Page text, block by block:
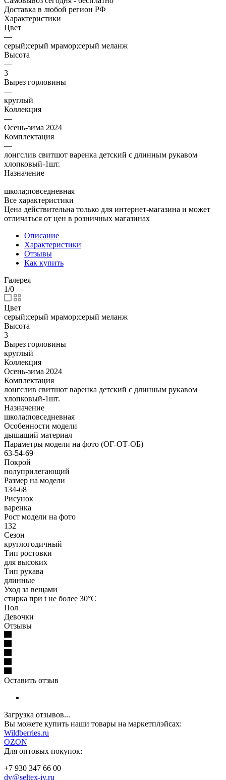
Доставка в любой регион РФ
Характеристики
Цвет
—
серый;серый мрамор;серый меланж
Высота
—
3
Вырез горловины
—
круглый
Коллекция
—
Осень-зима 2024
Комплектация
—
лонгслив свитшот варенка детский с длинным рукавом
хлопковый-1шт.
Назначение
—
школа;повседневная
Все характеристики
Цена действительна только для интернет-магазина и может
отличаться от цен в розничных магазинах
Описание
Характеристики
Отзывы
Как купить
Галерея
1/0 —
Цвет
серый;серый мрамор;серый меланж
Высота
3
Вырез горловины
круглый
Коллекция
Осень-зима 2024
Комплектация
лонгслив свитшот варенка детский с длинным рукавом
хлопковый-1шт.
Назначение
школа;повседневная
Особенности модели
дышащий материал
Параметры модели на фото (ОГ-ОТ-ОБ)
63-54-69
Покрой
полуприлегающий
Размер на модели
134-68
Рисунок
варенка
Рост модели на фото
132
Сезон
круглогодичный
Тип ростовки
для высоких
Тип рукава
длинные
Уход за вещами
стирка при t не более 30°C
Пол
Девочки
Отзывы
Оставить отзыв
Загрузка отзывов...
Вы можете купить наши товары на маркетплэйсах:
Wildberries.ru
OZON
Для оптовых покупок:
+7 930 347 66 00
dv@seltex-iv.ru